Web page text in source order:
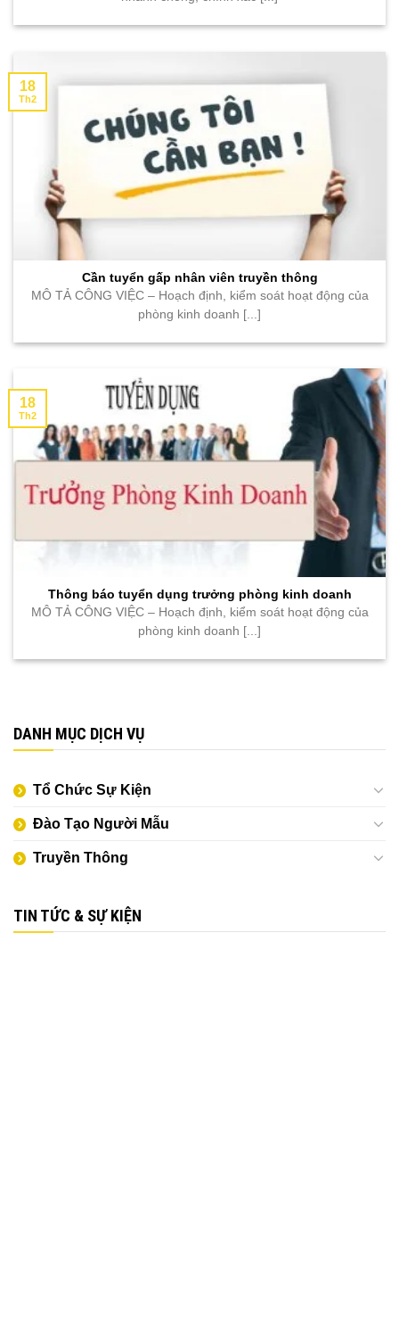
Cần tuyển gấp nhân viên truyền thông
MÔ TẢ CÔNG VIỆC – Hoạch định, kiểm soát hoạt động của
phòng kinh doanh [...]
18
Th2
Thông báo tuyển dụng trưởng phòng kinh doanh
MÔ TẢ CÔNG VIỆC – Hoạch định, kiểm soát hoạt động của
phòng kinh doanh [...]
18
Th2
DANH MỤC DỊCH VỤ
Tổ Chức Sự Kiện
Đào Tạo Người Mẫu
Truyền Thông
TIN TỨC & SỰ KIỆN